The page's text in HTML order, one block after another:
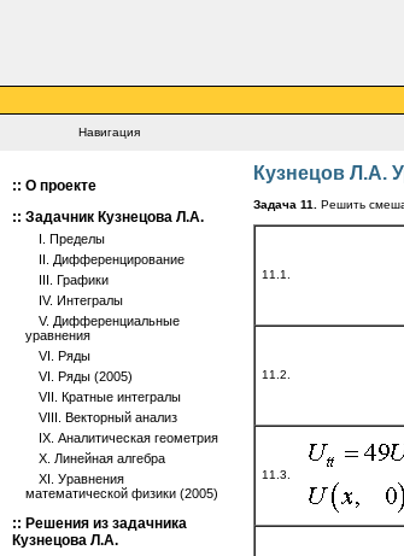
Навигация
Кузнецов Л.А.
Задача 11. Решить
11.1.
11.2.
11.3.
:: О проекте
:: Задачник Кузнецова Л.А.
I. Пределы
II. Дифференцирование
III. Графики
IV. Интегралы
V. Дифференциальные
уравнения
VI. Ряды
VI. Ряды (2005)
VII. Кратные интегралы
VIII. Векторный анализ
IX. Аналитическая геометрия
X. Линейная алгебра
XI. Уравнения
математической физики (2005)
:: Решения из задачника
Кузнецова Л.А.